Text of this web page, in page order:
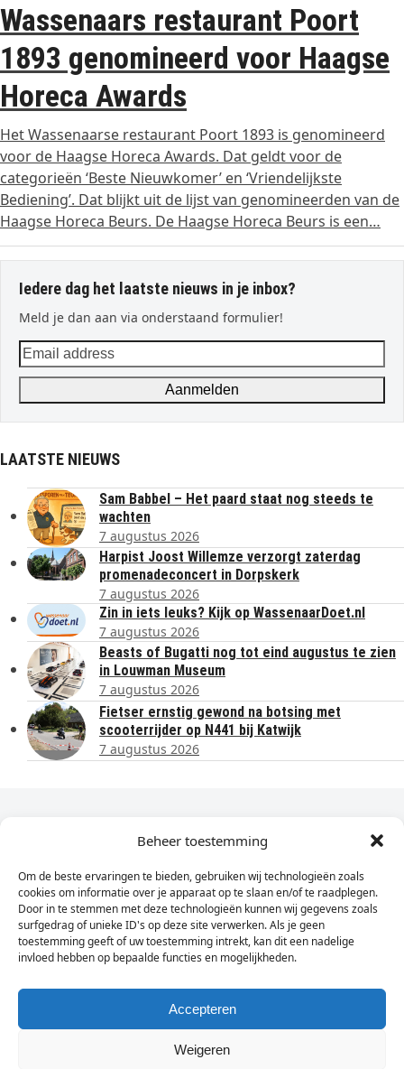
Beheer toestemming
Om de beste ervaringen te bieden, gebruiken wij technologieën zoals
cookies om informatie over je apparaat op te slaan en/of te raadplegen.
Door in te stemmen met deze technologieën kunnen wij gegevens zoals
surfgedrag of unieke ID's op deze site verwerken. Als je geen
toestemming geeft of uw toestemming intrekt, kan dit een nadelige
invloed hebben op bepaalde functies en mogelijkheden.
Accepteren
Weigeren
Wassenaars restaurant Poort
1893 genomineerd voor Haagse
Horeca Awards
Het Wassenaarse restaurant Poort 1893 is genomineerd
voor de Haagse Horeca Awards. Dat geldt voor de
categorieën ‘Beste Nieuwkomer’ en ‘Vriendelijkste
Bediening’. Dat blijkt uit de lijst van genomineerden van de
Haagse Horeca Beurs. De Haagse Horeca Beurs is een…
Iedere dag het laatste nieuws in je inbox?
Meld je dan aan via onderstaand formulier!
Email
address
Aanmelden
LAATSTE NIEUWS
Sam Babbel – Het paard staat nog steeds te
wachten
7 augustus 2026
Harpist Joost Willemze verzorgt zaterdag
promenadeconcert in Dorpskerk
7 augustus 2026
Zin in iets leuks? Kijk op WassenaarDoet.nl
7 augustus 2026
Beasts of Bugatti nog tot eind augustus te zien
in Louwman Museum
7 augustus 2026
Fietser ernstig gewond na botsing met
scooterrijder op N441 bij Katwijk
7 augustus 2026
Dagelijks het laatste nieuws in je e-mail?
Vul
hier
je
e-
mailadres
in
Sign Up